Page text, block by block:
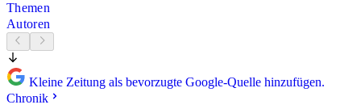
Themen
Autoren
Kleine Zeitung als bevorzugte Google-Quelle hinzufügen.
Chronik